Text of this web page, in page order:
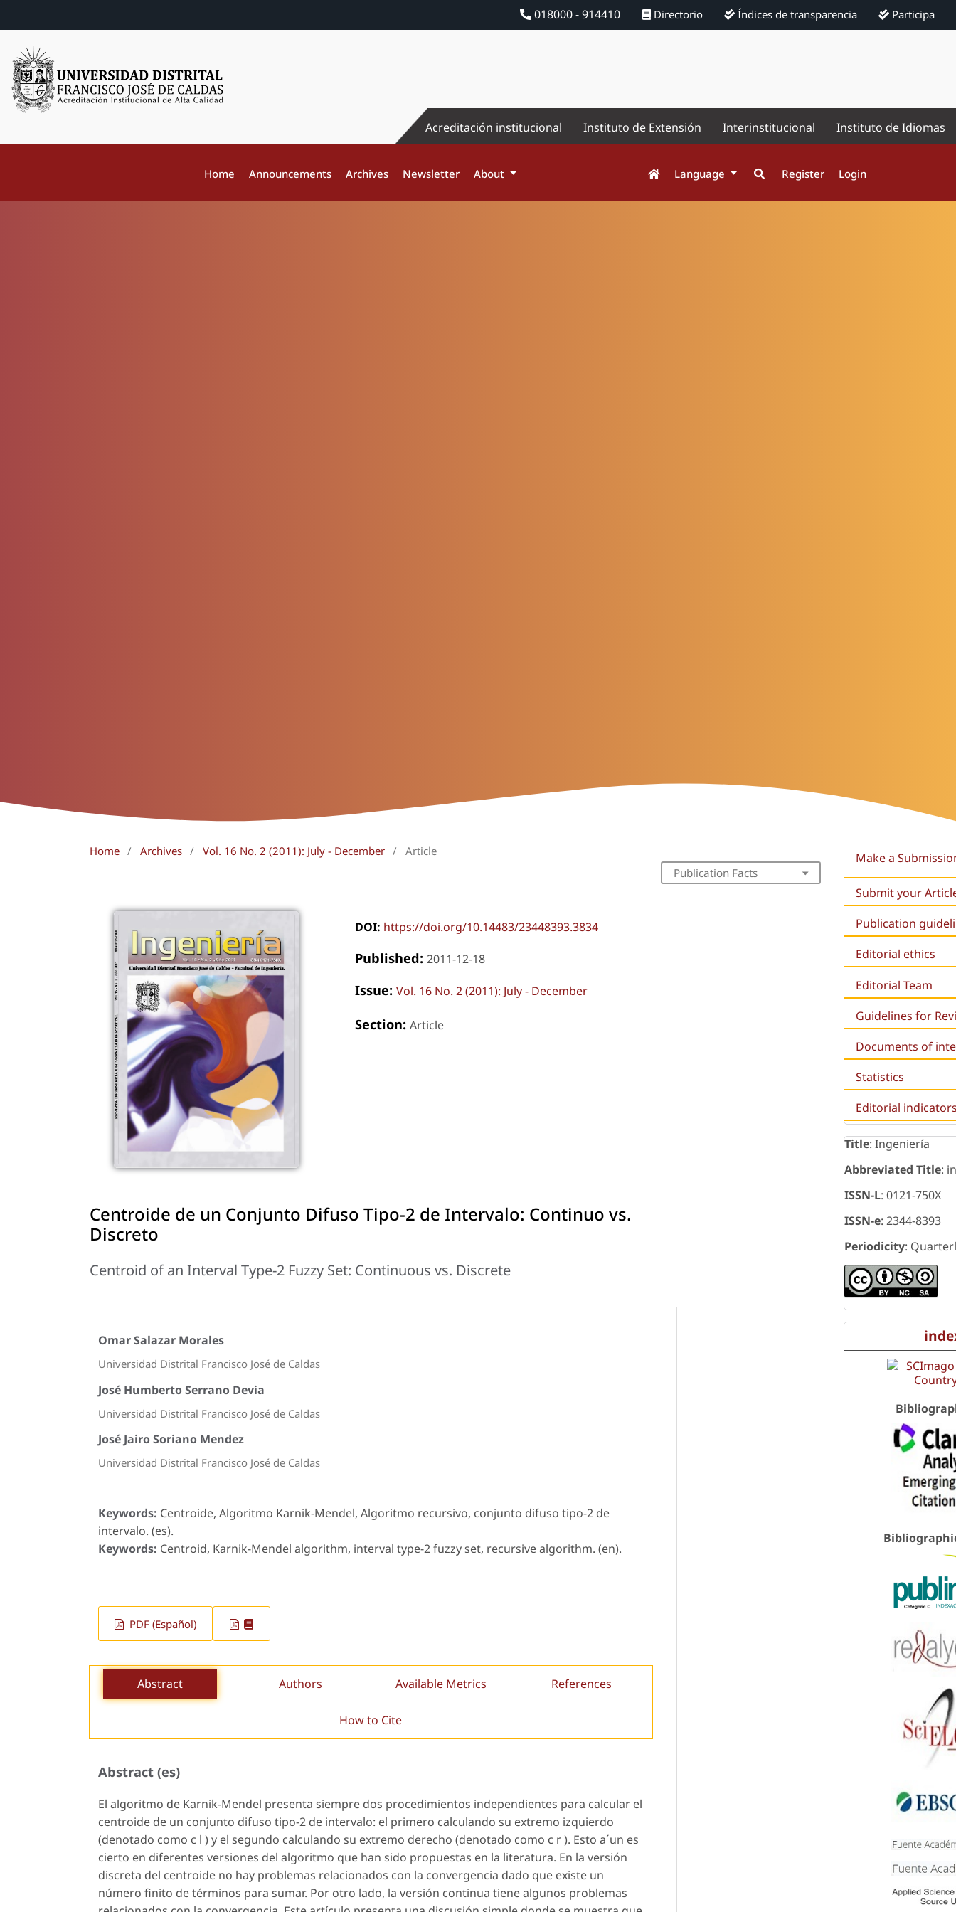
018000 - 914410 Directorio Índices de transparencia Participa
Acreditación institucional Instituto de Extensión Interinstitucional Instituto de Idiomas
Home Announcements Archives Newsletter About Language Register Login
Home / Archives / Vol. 16 No. 2 (2011): July - December / Article
DOI: https://doi.org/10.14483/23448393.3834
Published: 2011-12-18
Issue: Vol. 16 No. 2 (2011): July - December
Section: Article
Centroide de un Conjunto Difuso Tipo-2 de Intervalo: Continuo vs.
Discreto
Centroid of an Interval Type-2 Fuzzy Set: Continuous vs. Discrete
Omar Salazar Morales
Universidad Distrital Francisco José de Caldas
José Humberto Serrano Devia
Universidad Distrital Francisco José de Caldas
José Jairo Soriano Mendez
Universidad Distrital Francisco José de Caldas
Keywords: Centroide, Algoritmo Karnik-Mendel, Algoritmo recursivo, conjunto difuso tipo-2 de
intervalo. (es).
Keywords: Centroid, Karnik-Mendel algorithm, interval type-2 fuzzy set, recursive algorithm. (en).
PDF (Español)
Abstract Authors Available Metrics References
How to Cite
Abstract (es)
El algoritmo de Karnik-Mendel presenta siempre dos procedimientos independientes para calcular el
centroide de un conjunto difuso tipo-2 de intervalo: el primero calculando su extremo izquierdo
(denotado como c l ) y el segundo calculando su extremo derecho (denotado como c r ). Esto a´un es
cierto en diferentes versiones del algoritmo que han sido propuestas en la literatura. En la versión
discreta del centroide no hay problemas relacionados con la convergencia dado que existe un
número finito de términos para sumar. Por otro lado, la versión continua tiene algunos problemas
Publication Facts
Make a
Submit your
Publication
Editorial ethics
Editorial Team
Guidelines for
Documents of
Statistics
Editorial
Title: Ingeniería
Abbreviated Title:
ISSN-L: 0121-750X
ISSN-e: 2344-8393
Periodicity: